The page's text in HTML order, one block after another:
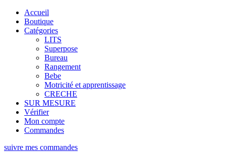
Accueil
Boutique
Catégories
LITS
Superpose
Bureau
Rangement
Bebe
Motricité et apprentissage
CRECHE
SUR MESURE
Vérifier
Mon compte
Commandes
suivre mes commandes